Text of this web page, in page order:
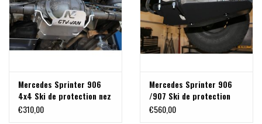
Mercedes Sprinter 906
4x4 Ski de protection nez
de pont arrière alu 8mm
€310,00
Mercedes Sprinter 906
/907 Ski de protection
nez de pont arrière acier
€560,00